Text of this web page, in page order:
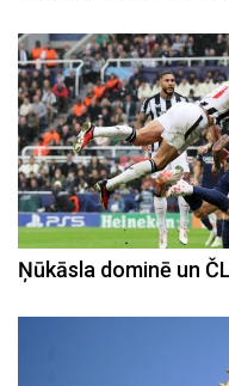
Ņūkāsla dominē un